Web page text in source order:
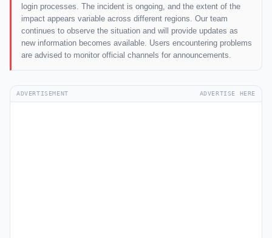
login processes. The incident is ongoing, and the extent of the
impact appears variable across different regions. Our team
continues to observe the situation and will provide updates as
new information becomes available. Users encountering problems
are advised to monitor official channels for announcements.
ADVERTISEMENT ADVERTISE HERE